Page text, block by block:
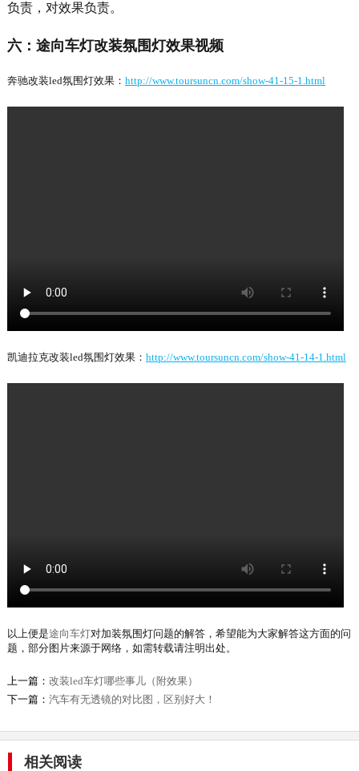
负责，对效果负责。
六：途向车灯改装氛围灯效果视频
奔驰改装led氛围灯效果： http://www.toursuncn.com/show-41-15-1.html
凯迪拉克改装led氛围灯效果： http://www.toursuncn.com/show-41-14-1.html
以上便是途向车灯对加装氛围灯问题的解答，希望能为大家解答这方面的问
题，部分图片来源于网络，如需转载请注明出处。
上一篇： 改装led车灯哪些事儿（附效果）
下一篇： 汽车有无透镜的对比图，区别好大！
相关阅读
2018-09-12
2018-10-09
天骄系列梦天LED双光透镜大灯
2023-09-28